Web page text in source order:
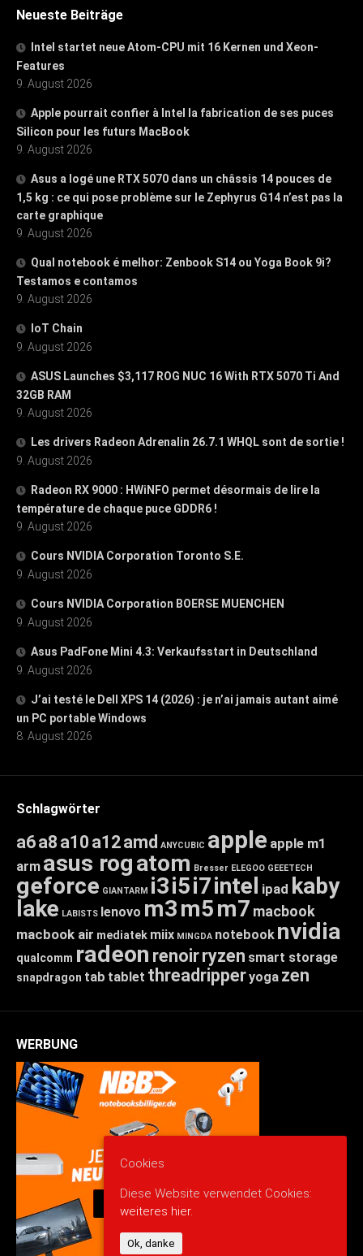
Neueste Beiträge
Intel startet neue Atom-CPU mit 16 Kernen und Xeon-
Features
9. August 2026
Apple pourrait confier à Intel la fabrication de ses puces
Silicon pour les futurs MacBook
9. August 2026
Asus a logé une RTX 5070 dans un châssis 14 pouces de
1,5 kg : ce qui pose problème sur le Zephyrus G14 n’est pas la
carte graphique
9. August 2026
Qual notebook é melhor: Zenbook S14 ou Yoga Book 9i?
Testamos e contamos
9. August 2026
IoT Chain
9. August 2026
ASUS Launches $3,117 ROG NUC 16 With RTX 5070 Ti And
32GB RAM
9. August 2026
Les drivers Radeon Adrenalin 26.7.1 WHQL sont de sortie !
9. August 2026
Radeon RX 9000 : HWiNFO permet désormais de lire la
température de chaque puce GDDR6 !
9. August 2026
Cours NVIDIA Corporation Toronto S.E.
9. August 2026
Cours NVIDIA Corporation BOERSE MUENCHEN
9. August 2026
Asus PadFone Mini 4.3: Verkaufsstart in Deutschland
9. August 2026
J’ai testé le Dell XPS 14 (2026) : je n’ai jamais autant aimé
un PC portable Windows
8. August 2026
Schlagwörter
a6a8 a10 a12amd ANYCUBIC apple apple m1
arm asus rogatom Bresser ELEGOO GEEETECH
geforce GIANTARM i3i5i7intel ipad kaby
lake LABISTS lenovo m3m5m7 macbook
macbook air mediatek miix MINGDA notebook nvidia
qualcomm radeon renoirryzen smart storage
snapdragon tab tablet threadripperyoga zen
WERBUNG
Cookies
Diese Website verwendet Cookies:
weiteres hier.
Ok, danke